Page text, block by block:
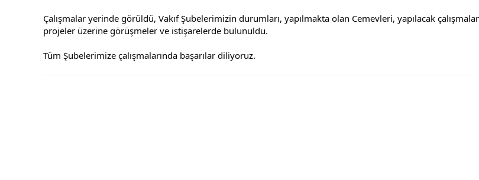
Çalışmalar yerinde görüldü, Vakıf Şubelerimizin durumları, yapılmakta olan Cemevleri, yapılacak
projeler üzerine görüşmeler ve istişarelerde bulunuldu.
Tüm Şubelerimize çalışmalarında başarılar diliyoruz.